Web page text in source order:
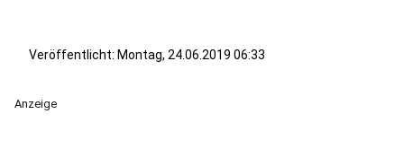
Veröffentlicht: Montag, 24.06.2019 06:33
Anzeige